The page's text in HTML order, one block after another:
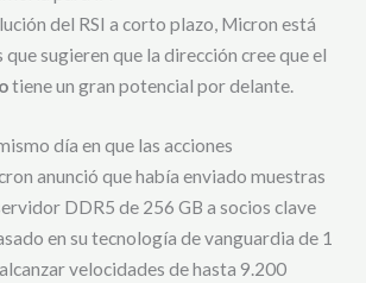
del RSI a corto plazo, Micron está
sugieren que la dirección cree que el
tiene un gran potencial por delante.
día en que las acciones
anunció que había enviado muestras
DDR5 de 256 GB a socios clave
en su tecnología de vanguardia de 1
velocidades de hasta 9.200